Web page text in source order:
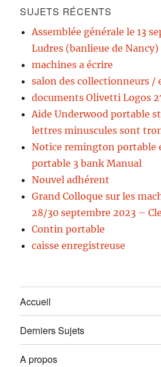
SUJETS RÉCENTS
Assemblée générale le 13
Ludres (banlieue de Nancy)
machines a écrire
salon des collectionneurs /
documents Olivetti Logos
Aide Underwood portable
lettres minuscules sont
Notice remington portable
portable 3 bank Manual
Nouvel adhérent
Grand Colloque sur les
28/30 septembre 2023 –
Contin portable
caisse enregistreuse
Accueil
Derniers Sujets
A propos